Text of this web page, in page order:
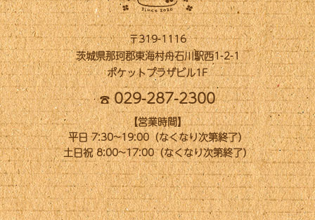
〒319-1116
茨城県那珂郡東海村舟石川駅西1-2-1
ポケットプラザビル1F
029-287-2300
【営業時間】
平日 7:30~19:00（なくなり次第終了）
土日祝 8:00~17:00（なくなり次第終了）